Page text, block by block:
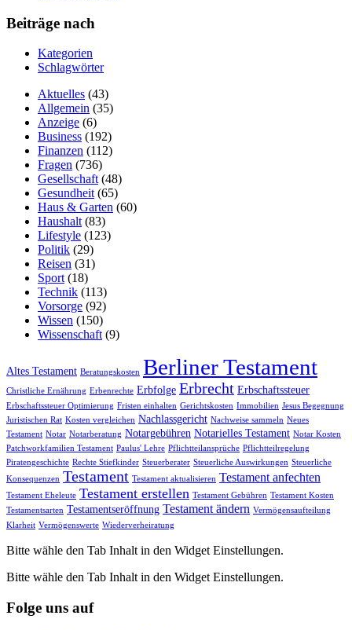
Beiträge nach
Kategorien
Schlagwörter
Aktuelles (43)
Allgemein (35)
Anzeige (6)
Business (192)
Finanzen (112)
Fragen (736)
Gesellschaft(48)
Gesundheit(65)
Haus & Garten (60)
Haushalt(83)
Lifestyle (123)
Politik (29)
Reisen (31)
Sport(18)
Technik (113)
Vorsorge (92)
Wissen (150)
Wissenschaft(9)
Altes Testament Beratungskosten Berliner Testament
Christliche Ernährung Erbenrechte Erbfolge Erbrecht Erbschaftssteuer
Erbschaftssteuer Optimierung Fristen einhalten Gerichtskosten Immobilien Jesus Begegnung
Juristischen Rat Kosten vergleichen Nachlassgericht Nachweise sammeln Neues
Testament Notar Notarberatung Notargebühren Notarielles Testament Notar Kosten
Patchworkfamilien Testament Paulus' Lehre Pflichtteilansprüche Pflichtteilregelung
Piratengeschichte Rechte Stiefkinder Steuerberater Steuerliche Auswirkungen Steuerliche
Konsequenzen Testament Testament aktualisieren Testament anfechten
Testament Eheleute Testament erstellen Testament Gebühren Testament Kosten
Testamentsarten Testamentseröffnung Testament ändern Vermögensaufteilung
Klarheit Vermögenswerte Wiederverheiratung
Bitte wähle den Tab Inhalt in den Widget Einstellungen.
Bitte wähle den Tab Inhalt in den Widget Einstellungen.
Folge uns auf